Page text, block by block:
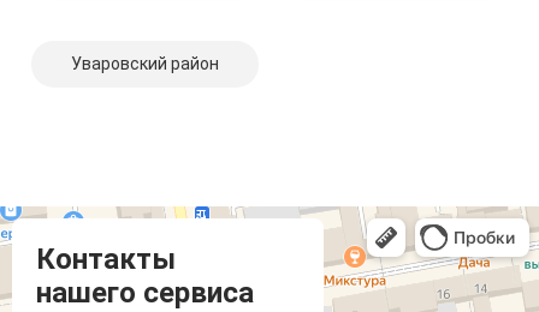
Уваровский район
Контакты
нашего сервиса
Компмастер
Тамбов
Носовская улица, 1